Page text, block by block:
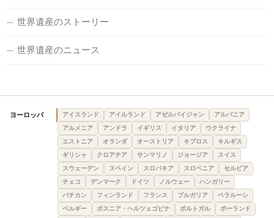
世界遺産のストーリー
世界遺産のニュース
ヨーロッパ アイスランド アイルランド アゼルバイジャン
アルバニア
アルメニア
アンドラ イギリス イタリア
ウクライナ
エストニア
オランダ オーストリア キプロス
キルギス
ギリシャ
クロアチア サンマリノ ジョージア
スイス
スウェーデン
スペイン スロバキア スロベニア
セルビア
チェコ
デンマーク ドイツ ノルウェー
ハンガリー
バチカン
フィンランド フランス ブルガリア
ベラルーシ
ベルギー
ボスニア・ヘルツェゴビナ ポルトガル
ポーランド